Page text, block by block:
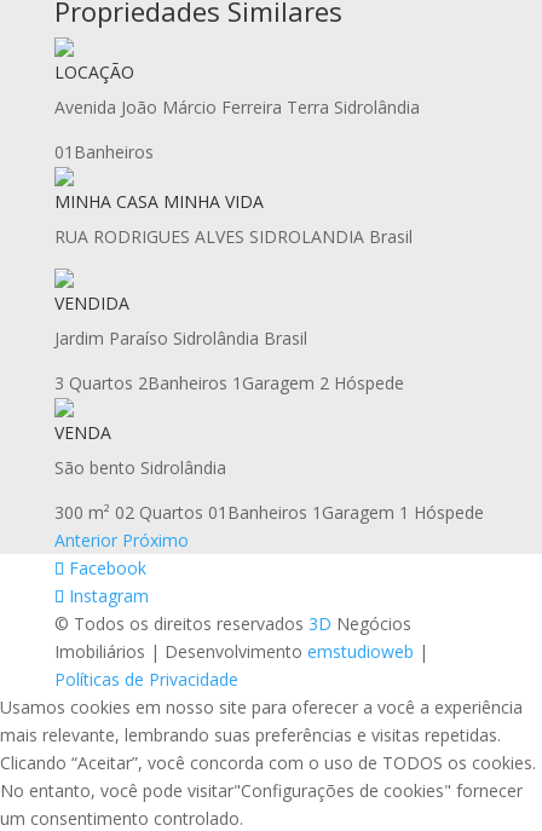
Propriedades Similares
LOCAÇÃO
Avenida João Márcio Ferreira Terra Sidrolândia
01Banheiros
MINHA CASA MINHA VIDA
RUA RODRIGUES ALVES SIDROLANDIA Brasil
VENDIDA
Jardim Paraíso Sidrolândia Brasil
3 Quartos 2Banheiros 1Garagem 2 Hóspede
VENDA
São bento Sidrolândia
300 m² 02 Quartos 01Banheiros 1Garagem 1 Hóspede
Anterior Próximo
Facebook
Instagram
© Todos os direitos reservados 3D Negócios
Imobiliários | Desenvolvimento emstudioweb |
Políticas de Privacidade
Usamos cookies em nosso site para oferecer a você a experiência
mais relevante, lembrando suas preferências e visitas repetidas.
Clicando “Aceitar”, você concorda com o uso de TODOS os cookies.
No entanto, você pode visitar"Configurações de cookies" fornecer
um consentimento controlado.